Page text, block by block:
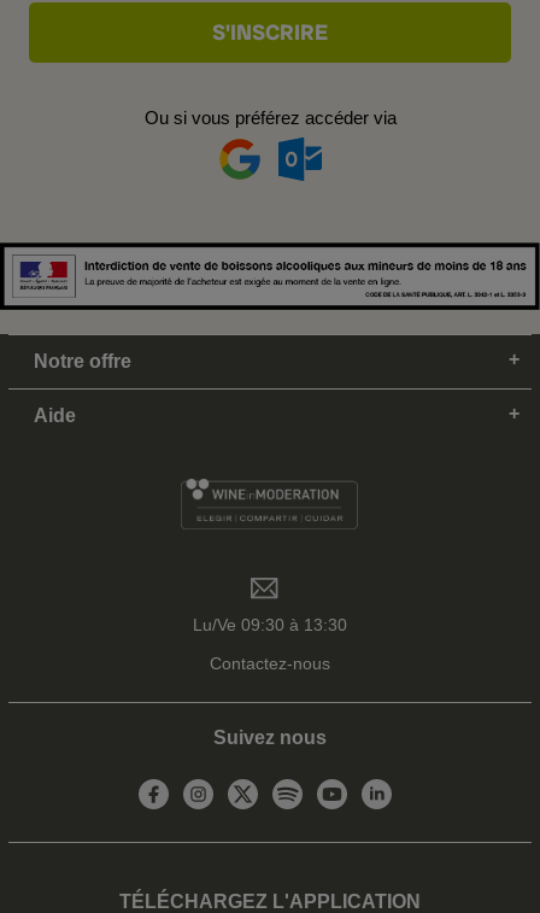
Ou si vous préférez accéder via
Notre offre
Aide
Lu/Ve 09:30 à 13:30
Contactez-nous
Suivez nous
TÉLÉCHARGEZ L'APPLICATION